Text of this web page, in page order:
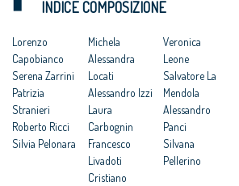
INDICE COMPOSIZIONE
Lorenzo
Capobianco
Serena Zarrini
Patrizia
Stranieri
Roberto Ricci
Silvia Pelonara
Michela
Alessandra
Locati
Alessandro Izzi
Laura
Carbognin
Francesco
Livadoti
Cristiano
Veronica
Leone
Salvatore La
Mendola
Alessandro
Panci
Silvana
Pellerino